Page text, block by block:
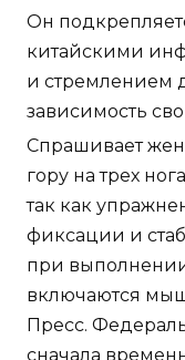
Он
китайскими
и стремлением
зависимость
Спрашивает
гору на трех
так как
фиксации и
при
включаются
Пресс.
сначала